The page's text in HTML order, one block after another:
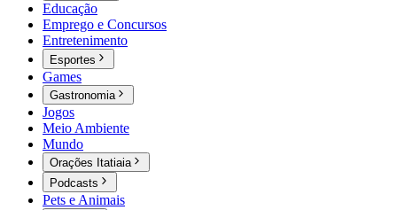
Educação
Emprego e Concursos
Entretenimento
Esportes
Games
Gastronomia
Jogos
Meio Ambiente
Mundo
Orações Itatiaia
Podcasts
Pets e Animais